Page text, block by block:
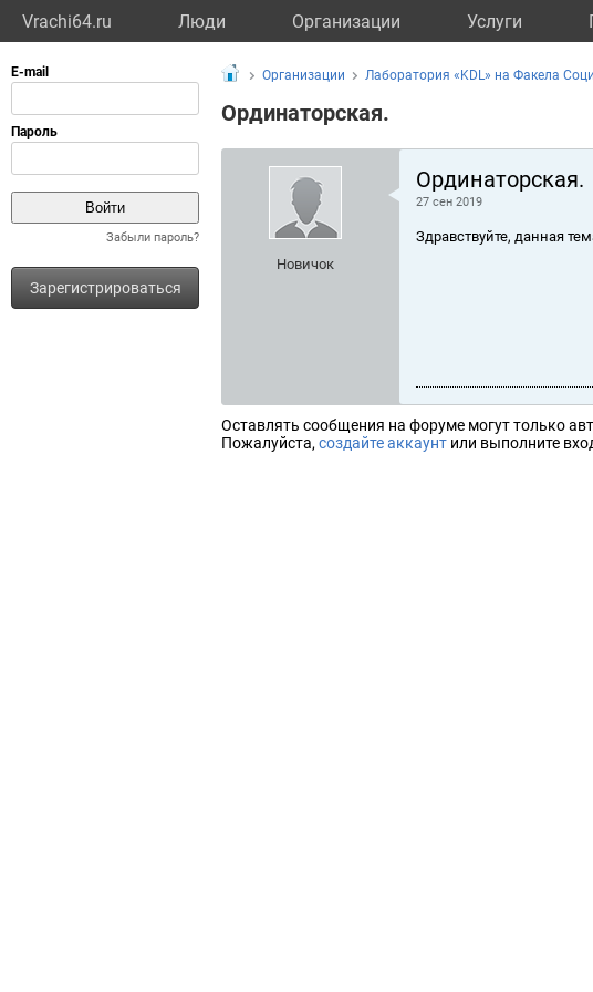
Vrachi64.ru Люди Организации Услуги
Забыли пароль?
Зарегистрироваться
Организации Лаборатория «KDL» на Факела
Ординаторская.
Новичок
Ординаторская.
27 сен 2019
Здравствуйте, данная
Оставлять сообщения на форуме могут только
Пожалуйста, создайте аккаунт или выполните